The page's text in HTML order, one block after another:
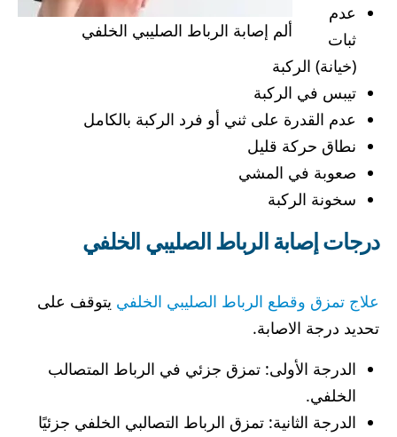
ألم إصابة الرباط الصليبي الخلفي
عدم
ثبات
(خيانة) الركبة
تيبس في الركبة
عدم القدرة على ثني أو فرد الركبة بالكامل
نطاق حركة قليل
صعوبة في المشي
سخونة الركبة
درجات إصابة الرباط الصليبي الخلفي
علاج تمزق وقطع الرباط الصليبي الخلفي يتوقف على
تحديد درجة الاصابة.
الدرجة الأولى: تمزق جزئي في الرباط المتصالب
الخلفي.
الدرجة الثانية: تمزق الرباط التصالبي الخلفي جزئيًا